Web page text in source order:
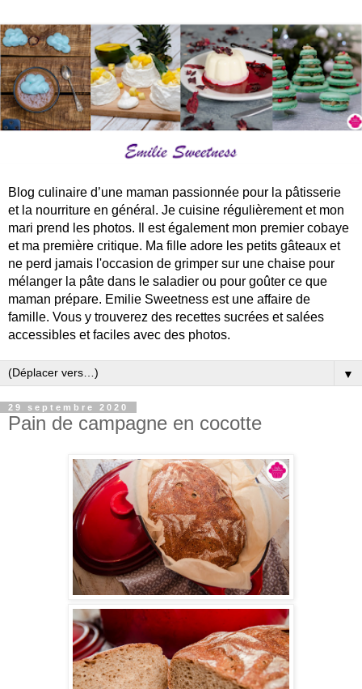
Blog culinaire d’une maman passionnée pour la pâtisserie
et la nourriture en général. Je cuisine régulièrement et mon
mari prend les photos. Il est également mon premier cobaye
et ma première critique. Ma fille adore les petits gâteaux et
ne perd jamais l'occasion de grimper sur une chaise pour
mélanger la pâte dans le saladier ou pour goûter ce que
maman prépare. Emilie Sweetness est une affaire de
famille. Vous y trouverez des recettes sucrées et salées
accessibles et faciles avec des photos.
▼
29 septembre 2020
Pain de campagne en cocotte